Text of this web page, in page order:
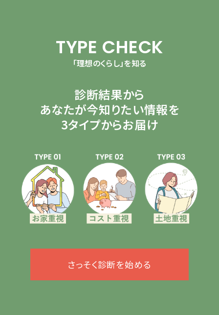
TYPE CHECK
「理想のくらし」を知る
診断結果から
あなたが今知りたい情報を
3タイプからお届け
さっそく診断を始める